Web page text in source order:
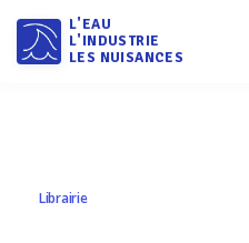
L'EAU
L'INDUSTRIE
LES NUISANCES
Librairie